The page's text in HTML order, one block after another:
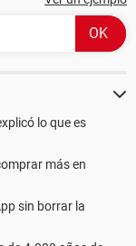
lo que es
más en
sin borrar la